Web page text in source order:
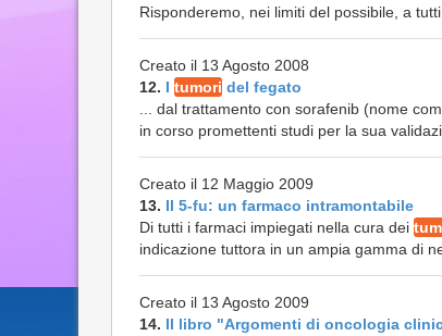
Risponderemo, nei limiti del possibile, a
Creato il 13 Agosto 2008
12. I tumori del fegato
... dal trattamento con sorafenib (nome
in corso promettenti studi per la sua
Creato il 12 Maggio 2009
13. Il 5-fu: un farmaco intramontabile
Di tutti i farmaci impiegati nella cura dei
indicazione tuttora in un ampia gamma di
Creato il 13 Agosto 2009
14. Il libro "Argomenti di oncologia